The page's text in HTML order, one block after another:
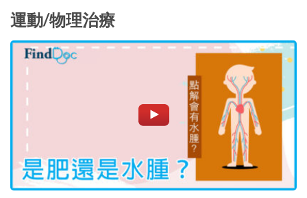
運動/物理治療